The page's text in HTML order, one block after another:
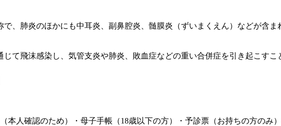
、肺炎のほかにも中耳炎、副鼻腔炎、髄膜炎（ずいまくえん）などが含ま
て飛沫感染し、気管支炎や肺炎、敗血症などの重い合併症を引き起こすこ
本人確認のため）・母子手帳（18歳以下の方）・予診票（お持ちの方のみ）